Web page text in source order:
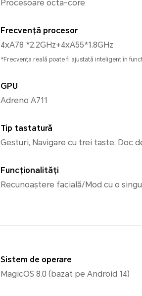
Procesoare octa-core
Frecvență procesor
4xA78 *2.2GHz+4xA55*1.8GHz
*Frecvența reală poate fi ajustată inteligent în
GPU
Adreno A711
Tip tastatură
Gesturi, Navigare cu trei taste, Doc
Funcționalități
Recunoaștere facială/Mod cu o
Sistem de operare
MagicOS 8.0 (bazat pe Android 14)